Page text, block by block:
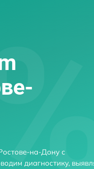
на-Дону с
диагностику,